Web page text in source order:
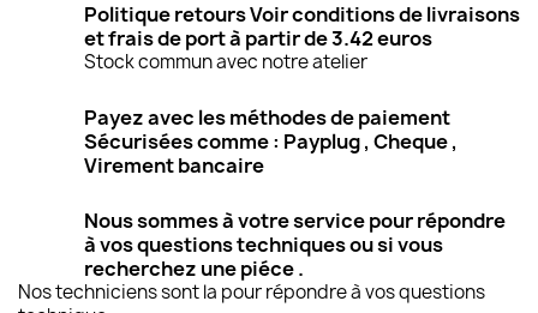
Politique retours Voir conditions de livraisons
et frais de port à partir de 3.42 euros
Stock commun avec notre atelier
Payez avec les méthodes de paiement
Sécurisées comme : Payplug , Cheque ,
Virement bancaire
Nous sommes à votre service pour répondre
à vos questions techniques ou si vous
recherchez une piéce .
Nos techniciens sont la pour répondre à vos questions